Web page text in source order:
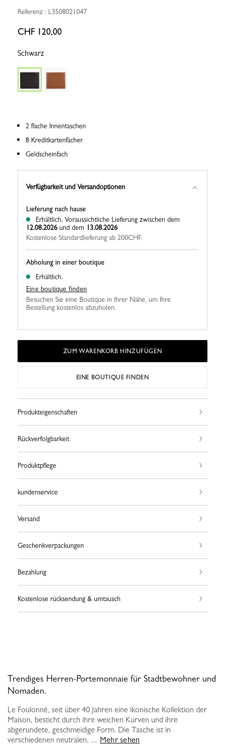
Referenz : L3508021047
CHF 120,00
Schwarz
2 flache Innentaschen
8 Kreditkartenfächer
Geldscheinfach
Verfügbarkeit und Versandoptionen
Abholung in einer boutique
Erhältlich.
Eine boutique finden
Besuchen Sie eine Boutique in Ihrer Nähe, um Ihre
Bestellung kostenlos abzuholen.
Lieferung nach hause
Erhältlich. Voraussichtliche Lieferung zwischen dem
12.08.2026 und dem 13.08.2026
Kostenlose Standardlieferung ab 200CHF.
ZUM WARENKORB HINZUFÜGEN
EINE BOUTIQUE FINDEN
Produkteigenschaften
Rückverfolgbarkeit
Produktpflege
kundenservice
Versand
Geschenkverpackungen
Bezahlung
Kostenlose rücksendung & umtausch
Trendiges Herren-Portemonnaie für Stadtbewohner und
Nomaden.
Le Foulonné, seit über 40 Jahren eine ikonische Kollektion der
Maison, besticht durch ihre weichen Kurven und ihre
abgerundete, geschmeidige Form. Die Tasche ist in
verschiedenen neutralen, ... Mehr sehen